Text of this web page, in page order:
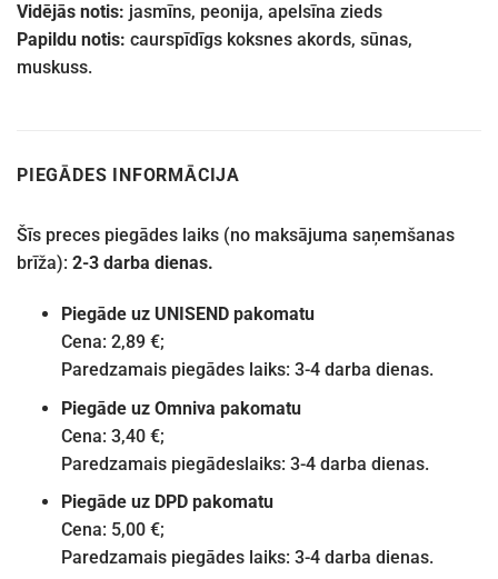
Vidējās notis: jasmīns, peonija, apelsīna zieds
Papildu notis: caurspīdīgs koksnes akords, sūnas,
muskuss.
PIEGĀDES INFORMĀCIJA
Šīs preces piegādes laiks (no maksājuma saņemšanas
brīža): 2-3 darba dienas.
Piegāde uz UNISEND pakomatu
Cena: 2,89 €;
Paredzamais piegādes laiks: 3-4 darba dienas.
Piegāde uz Omniva pakomatu
Cena: 3,40 €;
Paredzamais piegādeslaiks: 3-4 darba dienas.
Piegāde uz DPD pakomatu
Cena: 5,00 €;
Paredzamais piegādes laiks: 3-4 darba dienas.